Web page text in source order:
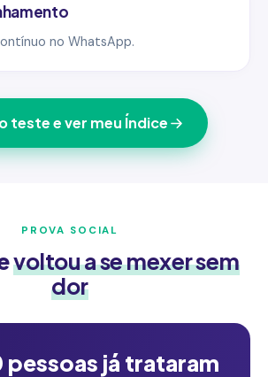
no WhatsApp.
teste e ver meu Índice
PROVA SOCIAL
voltou a se mexer sem
dor
já trataram